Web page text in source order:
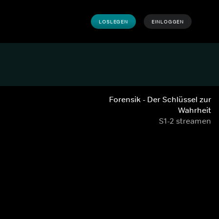
LOSLEGEN EINLOGGEN
Forensik - Der Schlüssel zur
Wahrheit
S1-2 streamen